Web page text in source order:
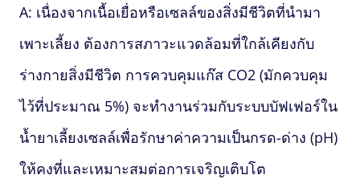
A: เนื่องจากเนื้อเยื่อหรือเซลล์ของสิ่งมีชีวิตที่นำมา
เพาะเลี้ยง ต้องการสภาวะแวดล้อมที่ใกล้เคียงกับ
ร่างกายสิ่งมีชีวิต การควบคุมแก๊ส CO2 (มักควบคุม
ไว้ที่ประมาณ 5%) จะทำงานร่วมกับระบบบัฟเฟอร์ใน
น้ำยาเลี้ยงเซลล์เพื่อรักษาค่าความเป็นกรด-ด่าง (pH)
ให้คงที่และเหมาะสมต่อการเจริญเติบโต